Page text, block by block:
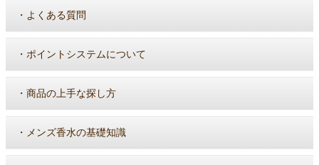
・ よくある質問
・ ポイントシステムについて
・ 商品の上手な探し方
・ メンズ香水の基礎知識